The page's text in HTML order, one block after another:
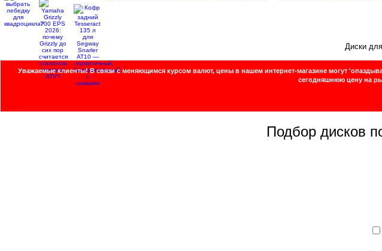
Диски
Уважаемые клиенты!В связи с меняющимся курсом валют, цены в нашем интернет-магазине могут
сегодняшнюю цену на
Подбор дисков